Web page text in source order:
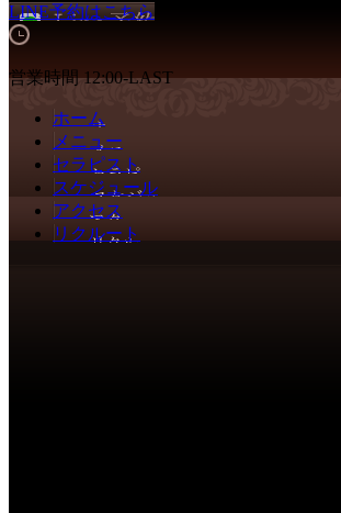
LINE予約はこちら
営業時間 12:00-LAST
ホーム
メニュー
セラピスト
スケジュール
アクセス
リクルート